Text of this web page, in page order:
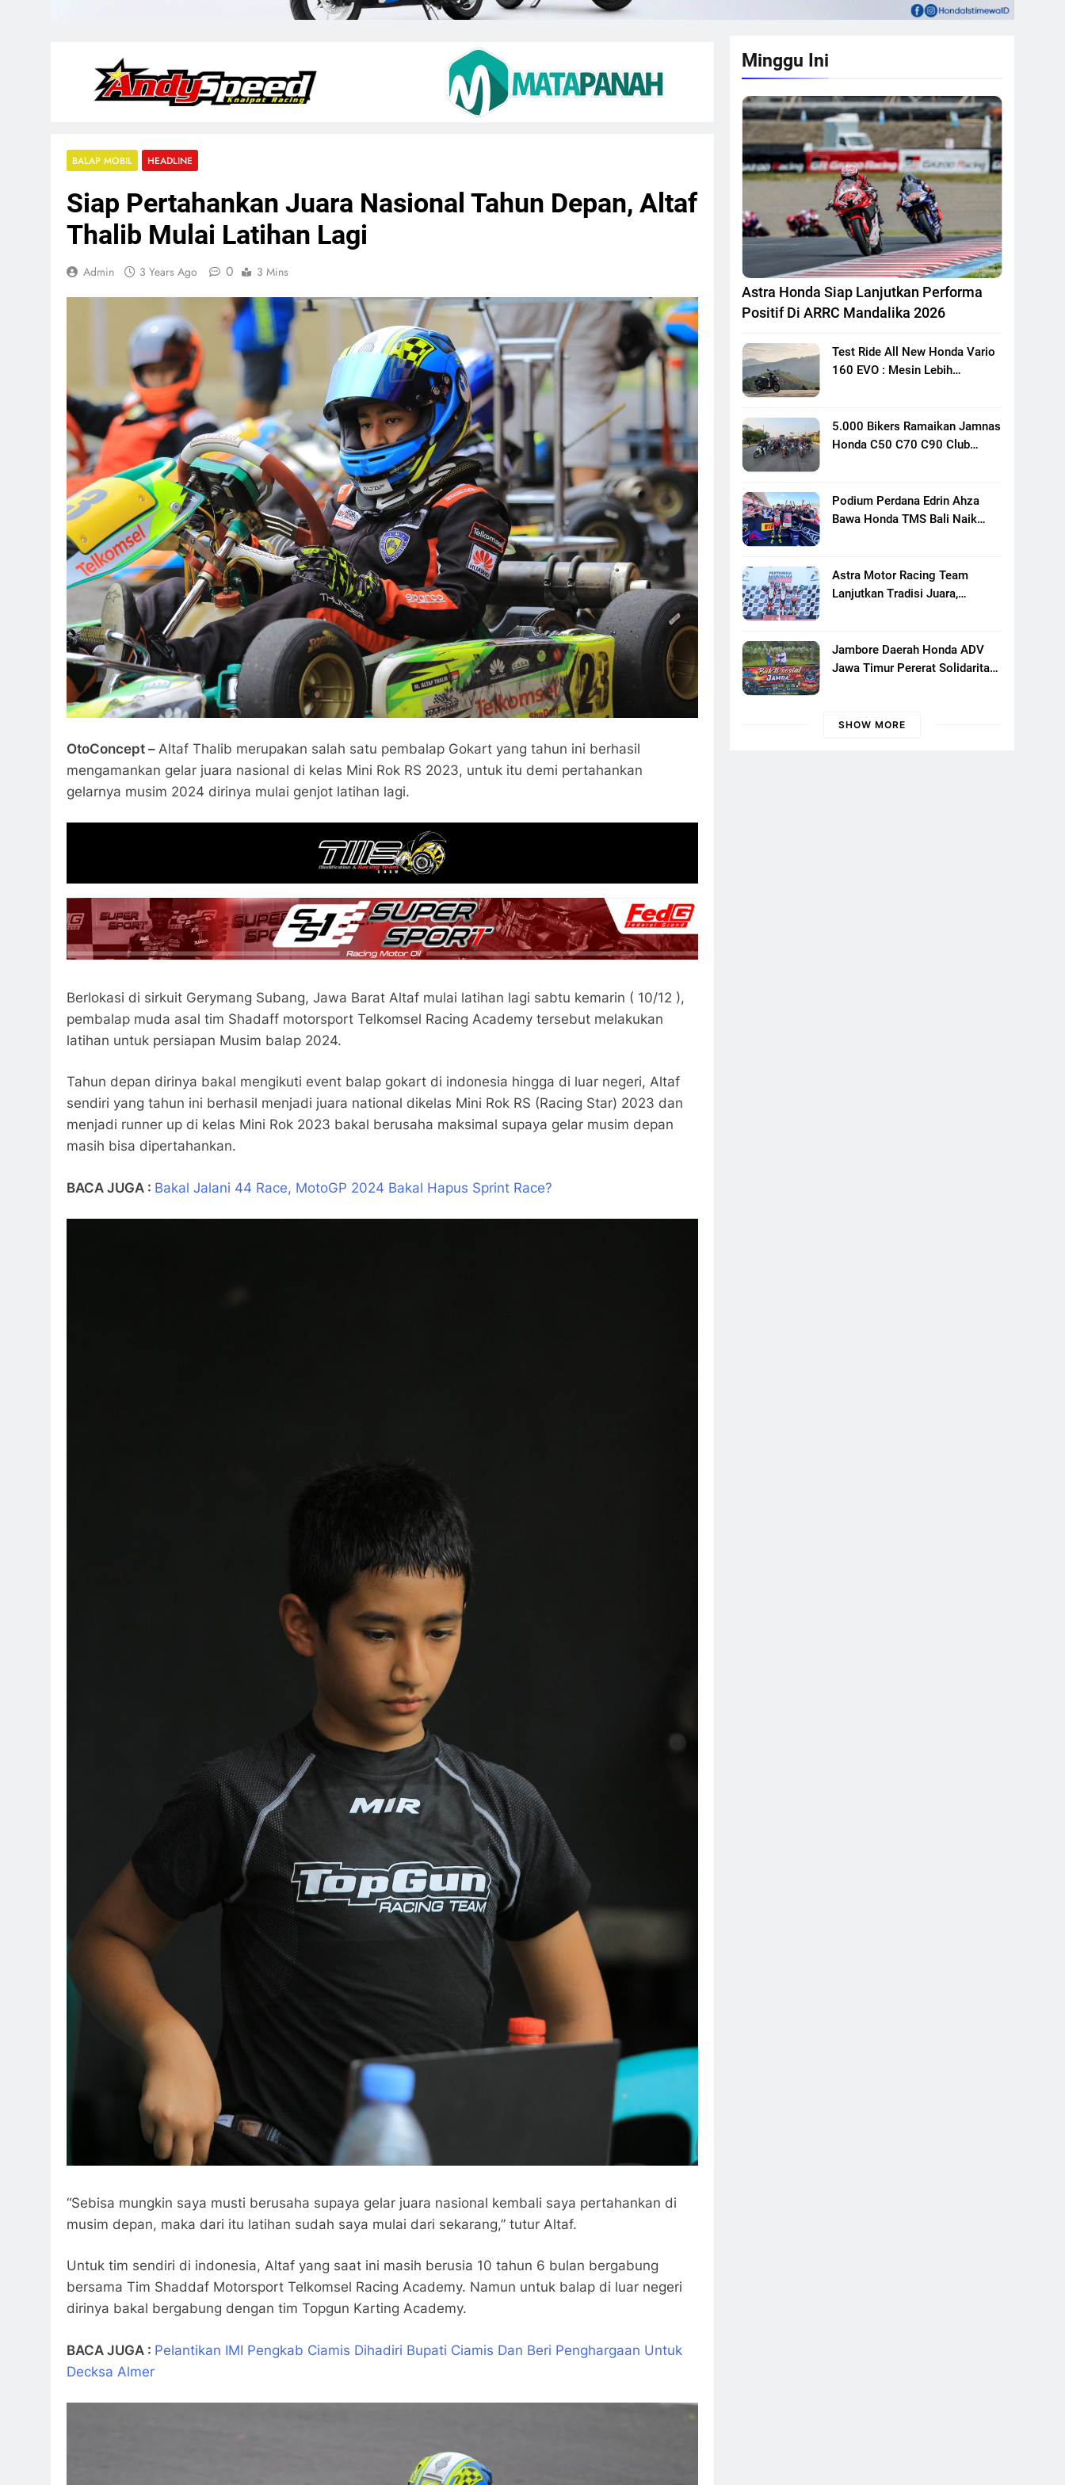
BALAP MOBIL HEADLINE
Siap Pertahankan Juara Nasional Tahun Depan, Altaf
Thalib Mulai Latihan Lagi
Admin 3 Years Ago 0 3 Mins
OtoConcept – Altaf Thalib merupakan salah satu pembalap Gokart yang tahun ini berhasil
mengamankan gelar juara nasional di kelas Mini Rok RS 2023, untuk itu demi pertahankan
gelarnya musim 2024 dirinya mulai genjot latihan lagi.
Berlokasi di sirkuit Gerymang Subang, Jawa Barat Altaf mulai latihan lagi sabtu kemarin ( 10/12 ),
pembalap muda asal tim Shadaff motorsport Telkomsel Racing Academy tersebut melakukan
latihan untuk persiapan Musim balap 2024.
Tahun depan dirinya bakal mengikuti event balap gokart di indonesia hingga di luar negeri, Altaf
sendiri yang tahun ini berhasil menjadi juara national dikelas Mini Rok RS (Racing Star) 2023 dan
menjadi runner up di kelas Mini Rok 2023 bakal berusaha maksimal supaya gelar musim depan
masih bisa dipertahankan.
BACA JUGA : Bakal Jalani 44 Race, MotoGP 2024 Bakal Hapus Sprint Race?
“Sebisa mungkin saya musti berusaha supaya gelar juara nasional kembali saya pertahankan di
musim depan, maka dari itu latihan sudah saya mulai dari sekarang,” tutur Altaf.
Untuk tim sendiri di indonesia, Altaf yang saat ini masih berusia 10 tahun 6 bulan bergabung
bersama Tim Shaddaf Motorsport Telkomsel Racing Academy. Namun untuk balap di luar negeri
dirinya bakal bergabung dengan tim Topgun Karting Academy.
BACA JUGA : Pelantikan IMI Pengkab Ciamis Dihadiri Bupati Ciamis Dan Beri Penghargaan Untuk
Decksa Almer
Minggu Ini
Astra Honda Siap Lanjutkan Performa
Positif Di ARRC Mandalika 2026
Test Ride All New Honda Vario
160 EVO : Mesin Lebih
5.000 Bikers Ramaikan Jamnas
Honda C50 C70 C90 Club
Motor Klasik Honda
Podium Perdana Edrin Ahza
Bawa Honda TMS Bali Naik
Astra Motor Racing Team
Lanjutkan Tradisi Juara,
Putaran Ke 3
Jambore Daerah Honda ADV
Jawa Timur Pererat Solidaritas
Banyuwangi
SHOW MORE